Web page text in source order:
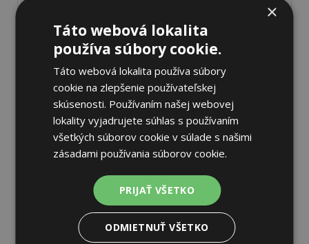
Pirelli SCORPION MX32
MID HARD
100/90 -19 57 M Zadné
Nie je skladom Sledovať naskladnenie
×
Táto webová lokalita
používa súbory cookie.
Táto webová lokalita používa súbory
cookie na zlepšenie používateľskej
skúsenosti. Používaním našej webovej
lokality vyjadrujete súhlas s používaním
všetkých súborov cookie v súlade s našimi
zásadami používania súborov cookie.
PRIJAŤ VŠETKO
ODMIETNUŤ VŠETKO